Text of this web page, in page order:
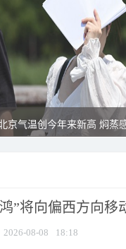
京气温创今年来新高 焖蒸
”将向偏西方向移
2026-08-08 18:18